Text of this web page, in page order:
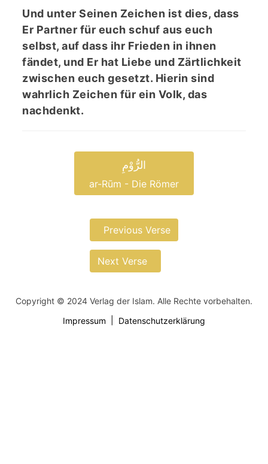
Und unter Seinen Zeichen ist dies, dass
Er Partner für euch schuf aus euch
selbst, auf dass ihr Frieden in ihnen
fändet, und Er hat Liebe und Zärtlichkeit
zwischen euch gesetzt. Hierin sind
wahrlich Zeichen für ein Volk, das
nachdenkt.
الرُّوْمِ
ar-Rūm - Die Römer
Previous Verse
Next Verse
Copyright © 2024 Verlag der Islam. Alle Rechte vorbehalten.
Impressum
Datenschutzerklärung